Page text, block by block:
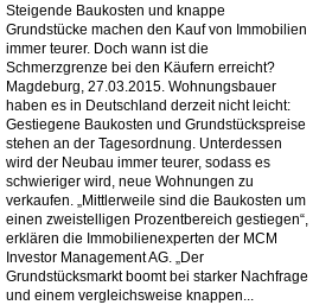
Steigende Baukosten und knappe
Grundstücke machen den Kauf von Immobilien
immer teurer. Doch wann ist die
Schmerzgrenze bei den Käufern erreicht?
Magdeburg, 27.03.2015. Wohnungsbauer
haben es in Deutschland derzeit nicht leicht:
Gestiegene Baukosten und Grundstückspreise
stehen an der Tagesordnung. Unterdessen
wird der Neubau immer teurer, sodass es
schwieriger wird, neue Wohnungen zu
verkaufen. „Mittlerweile sind die Baukosten um
einen zweistelligen Prozentbereich gestiegen“,
erklären die Immobilienexperten der MCM
Investor Management AG. „Der
Grundstücksmarkt boomt bei starker Nachfrage
und einem vergleichsweise knappen...